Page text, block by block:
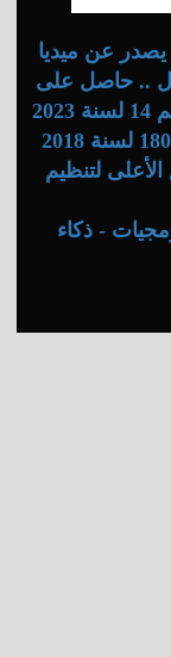
عن ميديا
.. حاصل على
ترخيص المجلس الأعلى لتنظيم الإعلام رقم 14 لسنة 2023
ويعمل وفقا لقراراته وطبقا للقانون رقم 180 لسنة 2018
لتنظيم
- ذكاء